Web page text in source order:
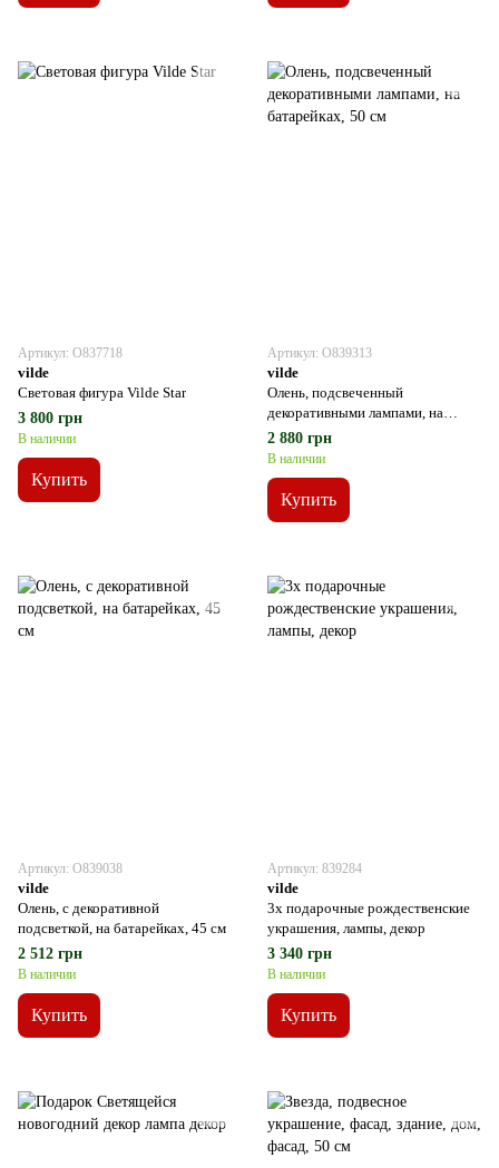
Артикул: О837718
vilde
Световая фигура Vilde Star
3 800 грн
В наличии
Купить
Артикул: О839313
vilde
Олень, подсвеченный
декоративными лампами, на
батарейках, 50 см
2 880 грн
В наличии
Купить
Артикул: О839038
vilde
Олень, с декоративной
подсветкой, на батарейках, 45 см
2 512 грн
В наличии
Купить
Артикул: 839284
vilde
3x подарочные рождественские
украшения, лампы, декор
3 340 грн
В наличии
Купить